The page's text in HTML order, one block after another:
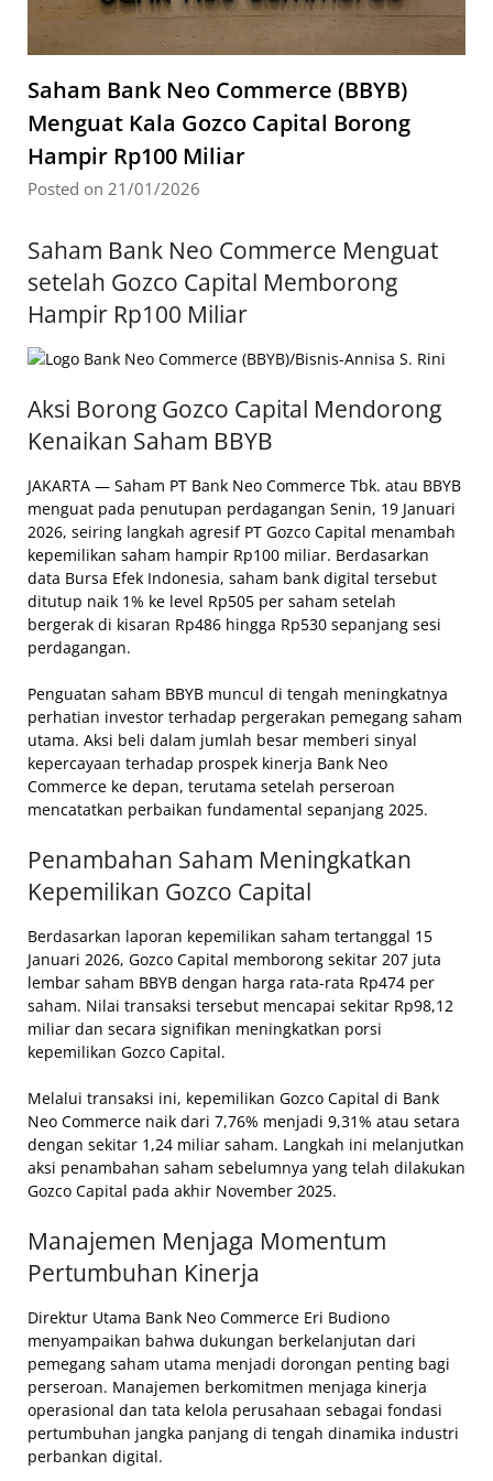
Saham Bank Neo Commerce (BBYB)
Menguat Kala Gozco Capital Borong
Hampir Rp100 Miliar
Posted on 21/01/2026
Saham Bank Neo Commerce Menguat
setelah Gozco Capital Memborong
Hampir Rp100 Miliar
Aksi Borong Gozco Capital Mendorong
Kenaikan Saham BBYB
JAKARTA — Saham PT Bank Neo Commerce Tbk. atau BBYB
menguat pada penutupan perdagangan Senin, 19 Januari
2026, seiring langkah agresif PT Gozco Capital menambah
kepemilikan saham hampir Rp100 miliar. Berdasarkan
data Bursa Efek Indonesia, saham bank digital tersebut
ditutup naik 1% ke level Rp505 per saham setelah
bergerak di kisaran Rp486 hingga Rp530 sepanjang sesi
perdagangan.
Penguatan saham BBYB muncul di tengah meningkatnya
perhatian investor terhadap pergerakan pemegang saham
utama. Aksi beli dalam jumlah besar memberi sinyal
kepercayaan terhadap prospek kinerja Bank Neo
Commerce ke depan, terutama setelah perseroan
mencatatkan perbaikan fundamental sepanjang 2025.
Penambahan Saham Meningkatkan
Kepemilikan Gozco Capital
Berdasarkan laporan kepemilikan saham tertanggal 15
Januari 2026, Gozco Capital memborong sekitar 207 juta
lembar saham BBYB dengan harga rata-rata Rp474 per
saham. Nilai transaksi tersebut mencapai sekitar Rp98,12
miliar dan secara signifikan meningkatkan porsi
kepemilikan Gozco Capital.
Melalui transaksi ini, kepemilikan Gozco Capital di Bank
Neo Commerce naik dari 7,76% menjadi 9,31% atau setara
dengan sekitar 1,24 miliar saham. Langkah ini melanjutkan
aksi penambahan saham sebelumnya yang telah dilakukan
Gozco Capital pada akhir November 2025.
Manajemen Menjaga Momentum
Pertumbuhan Kinerja
Direktur Utama Bank Neo Commerce Eri Budiono
menyampaikan bahwa dukungan berkelanjutan dari
pemegang saham utama menjadi dorongan penting bagi
perseroan. Manajemen berkomitmen menjaga kinerja
operasional dan tata kelola perusahaan sebagai fondasi
pertumbuhan jangka panjang di tengah dinamika industri
perbankan digital.